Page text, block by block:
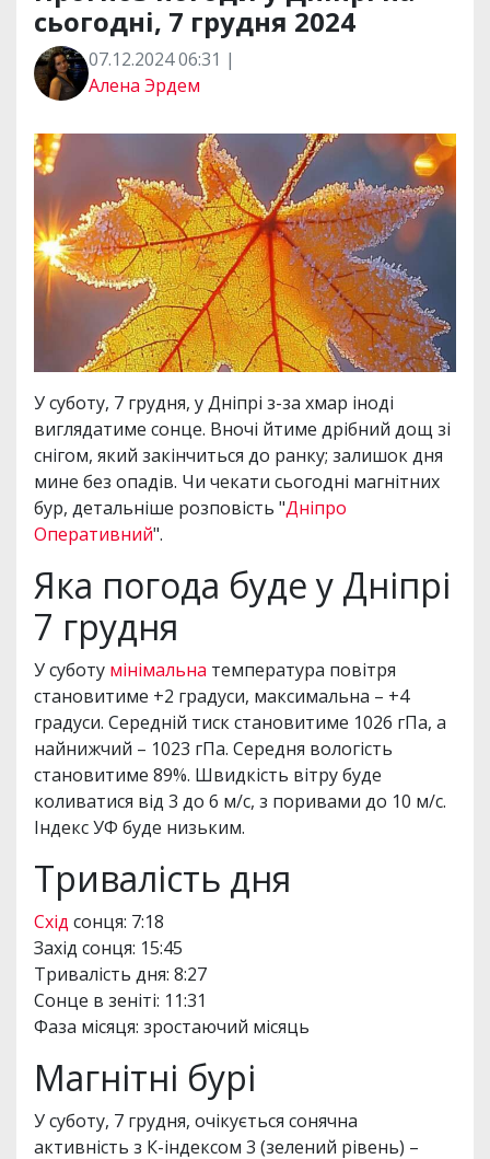
сьогодні, 7 грудня 2024
07.12.2024 06:31 |
Алена Эрдем
У суботу, 7 грудня, у Дніпрі з-за хмар іноді
виглядатиме сонце. Вночі йтиме дрібний дощ зі
снігом, який закінчиться до ранку; залишок дня
мине без опадів. Чи чекати сьогодні магнітних
бур, детальніше розповість "Дніпро
Оперативний".
Яка погода буде у Дніпрі
7 грудня
У суботу мінімальна температура повітря
становитиме +2 градуси, максимальна – +4
градуси. Середній тиск становитиме 1026 гПа, а
найнижчий – 1023 гПа. Середня вологість
становитиме 89%. Швидкість вітру буде
коливатися від 3 до 6 м/с, з поривами до 10 м/с.
Індекс УФ буде низьким.
Тривалість дня
Схід сонця: 7:18
Захід сонця: 15:45
Тривалість дня: 8:27
Сонце в зеніті: 11:31
Фаза місяця: зростаючий місяць
Магнітні бурі
У суботу, 7 грудня, очікується сонячна
активність з К-індексом 3 (зелений рівень) –